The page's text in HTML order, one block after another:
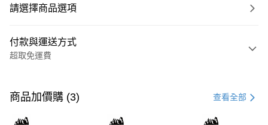
請選擇商品選項
付款與運送方式
超取免運費
信用卡一次付款
LINE Pay
商品加價購 (3) 查看全部